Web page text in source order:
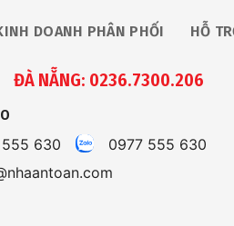
DOANH PHÂN PHỐI HỖ
ĐÀ NẴNG: 0236.7300.206
630
0977 555 630